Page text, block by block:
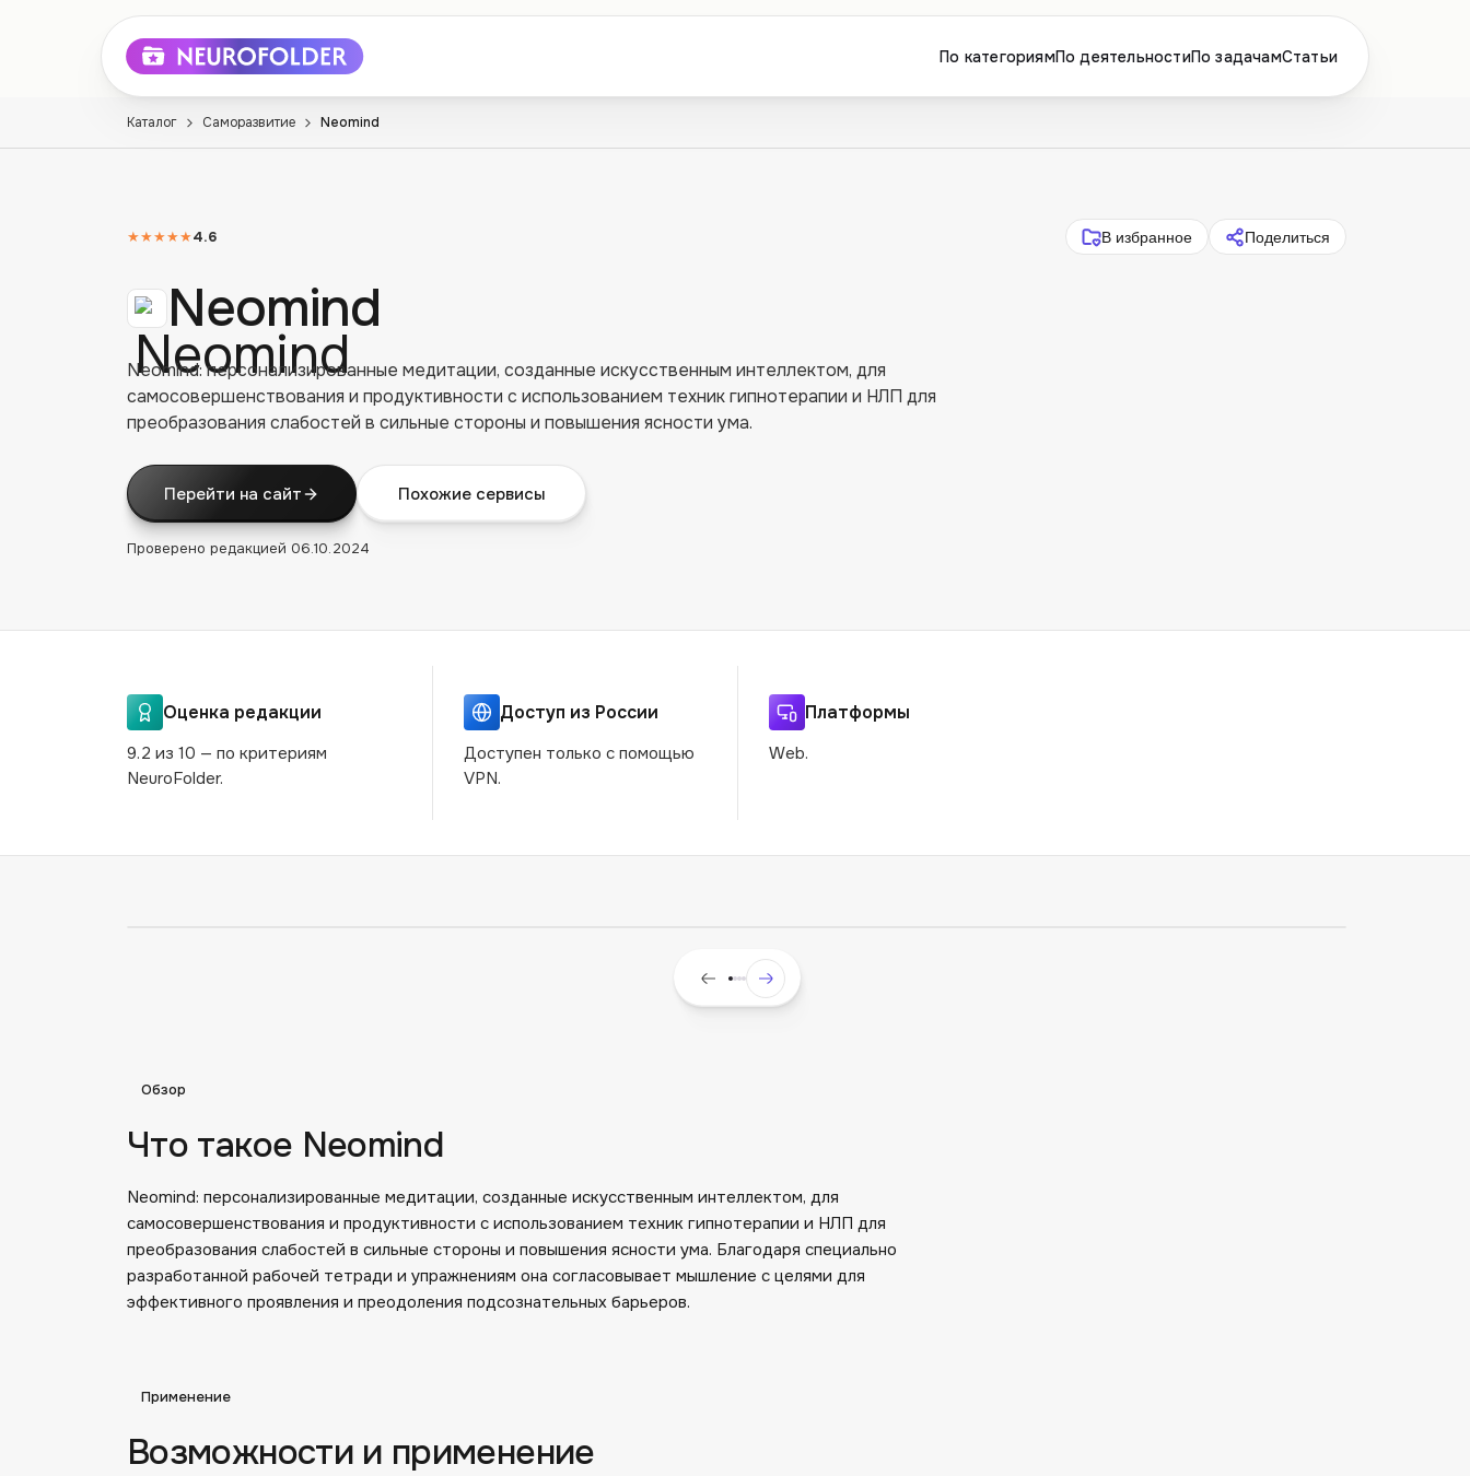
По категориямПо деятельностиПо задачамСтатьи
Каталог Саморазвитие Neomind
★★★★★4.6 В избранное Поделиться
Neomind
Neomind: персонализированные медитации, созданные искусственным интеллектом, для
самосовершенствования и продуктивности с использованием техник гипнотерапии и НЛП для
преобразования слабостей в сильные стороны и повышения ясности ума.
Перейти на сайт Похожие сервисы
Проверено редакцией 06.10.2024
Оценка редакции
9.2 из 10 — по критериям
NeuroFolder.
Доступ из России
Доступен только с помощью
VPN.
Платформы
Web.
Обзор
Что такое Neomind
Neomind: персонализированные медитации, созданные искусственным интеллектом, для
самосовершенствования и продуктивности с использованием техник гипнотерапии и НЛП для
преобразования слабостей в сильные стороны и повышения ясности ума. Благодаря специально
разработанной рабочей тетради и упражнениям она согласовывает мышление с целями для
эффективного проявления и преодоления подсознательных барьеров.
Применение
Возможности и применение